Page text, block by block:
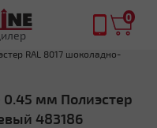
0
RAL 8017 шоколадно-
мм Полиэстер
483186